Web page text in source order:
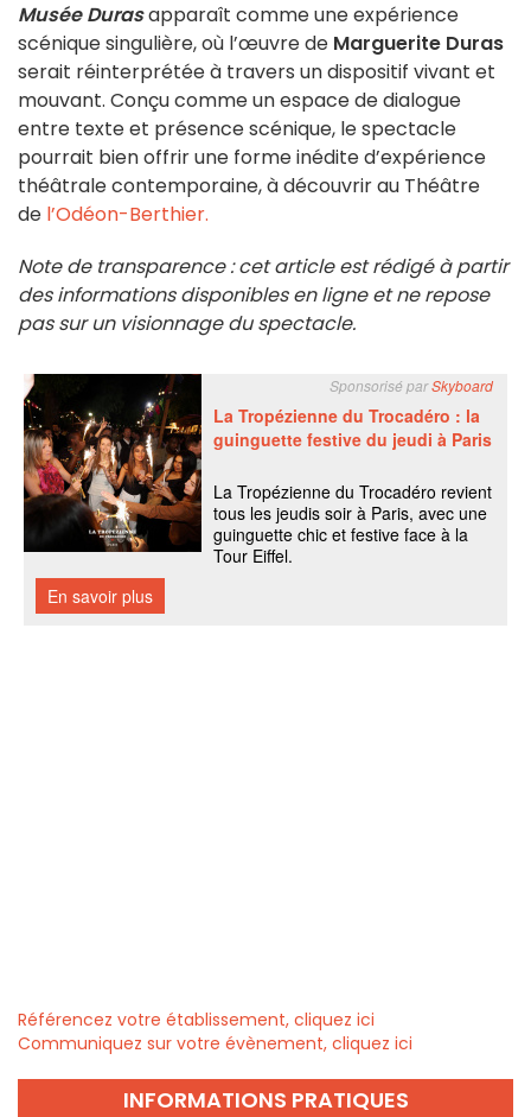
Musée Durasapparaît comme une expérience
scénique singulière, où l’œuvre de Marguerite Duras
serait réinterprétée à travers un dispositif vivant et
mouvant. Conçu comme un espace de dialogue
entre texte et présence scénique, le spectacle
pourrait bien offrir une forme inédite d’expérience
théâtrale contemporaine, à découvrir au Théâtre
de l’Odéon-Berthier.
Note de transparence : cet article est rédigé à partir
des informations disponibles en ligne et ne repose
pas sur un visionnage du spectacle.
Référencez votre établissement, cliquez ici
Communiquez sur votre évènement, cliquez ici
INFORMATIONS PRATIQUES